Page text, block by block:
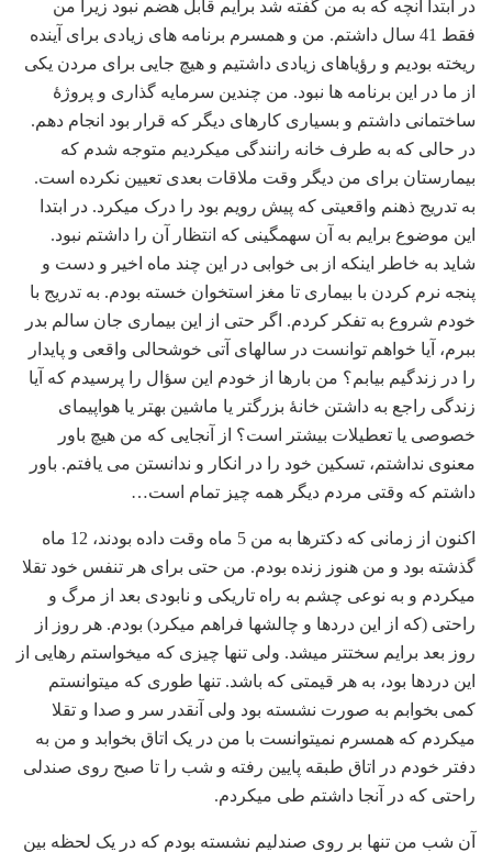
در ابتدا آنچه که به من گفته شد برایم قابل هضم نبود زیرا من
فقط 41 سال داشتم. من و همسرم برنامه‏ های زیادی برای آینده
ریخته بودیم و رؤیاهای زیادی داشتیم و هیچ جایی برای مردن یکی
از ما در این برنامه ‏ها نبود. من چندین سرمایه ‏گذاری و پروژۀ
ساختمانی داشتم و بسیاری کارهای دیگر که قرار بود انجام دهم.
در حالی که به طرف خانه رانندگی می‏کردیم متوجه شدم که
بیمارستان برای من دیگر وقت ملاقات بعدی تعیین نکرده است.
به تدریج ذهنم واقعیتی که پیش رویم بود را درک می‏کرد. در ابتدا
این موضوع برایم به آن سهمگینی که انتظار آن را داشتم نبود.
شاید به خاطر اینکه از بی خوابی در این چند ماه اخیر و دست و
پنجه نرم کردن با بیماری تا مغز استخوان خسته بودم. به تدریج با
خودم شروع به تفکر کردم. اگر حتی از این بیماری جان سالم بدر
ببرم، آیا خواهم توانست در سالهای آتی خوشحالی واقعی و پایدار
را در زندگیم بیابم؟ من بارها از خودم این سؤال را پرسیدم که آیا
زندگی راجع به داشتن خانۀ بزرگتر یا ماشین بهتر یا هواپیمای
خصوصی یا تعطیلات بیشتر است؟ از آنجایی که من هیچ باور
معنوی نداشتم، تسکین خود را در انکار و ندانستن می‏ یافتم. باور
داشتم که وقتی مردم دیگر همه چیز تمام است…
اکنون از زمانی که دکترها به من 5 ماه وقت داده بودند، 12 ماه
گذشته بود و من هنوز زنده بودم. من حتی برای هر تنفس خود تقلا
می‏کردم و به نوعی چشم به راه تاریکی و نابودی بعد از مرگ و
راحتی (که از این دردها و چالش‏ها فراهم می‏کرد) بودم. هر روز از
روز بعد برایم سخت‏تر می‏شد. ولی تنها چیزی که می‏خواستم رهایی از
این دردها بود، به هر قیمتی که باشد. تنها طوری که می‏توانستم
کمی بخوابم به صورت نشسته بود ولی آنقدر سر و صدا و تقلا
می‏کردم که همسرم نمی‏توانست با من در یک اتاق بخوابد و من به
دفتر خودم در اتاق طبقه پایین رفته و شب را تا صبح روی صندلی
راحتی که در آنجا داشتم طی می‏کردم.
آن شب من تنها بر روی صندلیم نشسته بودم که در یک لحظه بین